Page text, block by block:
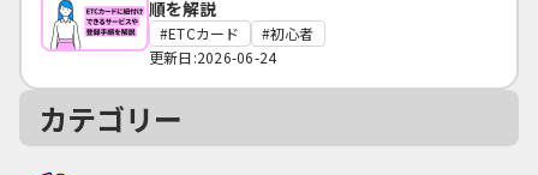
順を解説
ETCカード
初心者
更新日:2026-06-24
カテゴリー